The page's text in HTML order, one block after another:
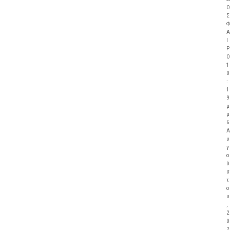
Ο
Σ
Φ
Α
Ρ
Ο
1
0
:
1
9
μ
μ
6
Α
υ
γ
ο
ύ
σ
τ
ο
υ
,
2
0